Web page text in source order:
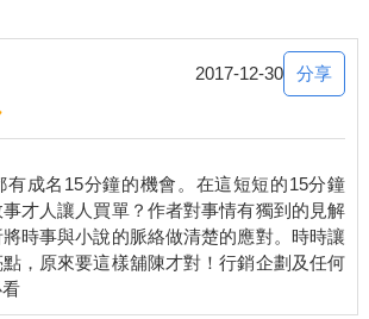
聞報導裡，操作的也是這樣的機制。
是否有足夠的威力，端看它是否能夠至少擊
這並不是要說我們應該把每個故事都操作得
反的，勾取「匱乏」、營造「奇觀」有非常
看似平淡的題材變得有滋有味。比如在本章
的高端競賽都同時指向了人們的匱乏以及常
能夠形成可觀的產業。玩球是一件平淡的
速一五五公里的快速球，那就能衍伸出一堆
部份的人類都做不到這件事時，這就會形成
2017-12-30 分享
有成名15分鐘的機會。在這短短的15分鐘
才人讓人買單？作者對事情有獨到的見解
時事與小說的脈絡做清楚的應對。時時讓
，原來要這樣舖陳才對！行銷企劃及任何
想要講故事的人必看